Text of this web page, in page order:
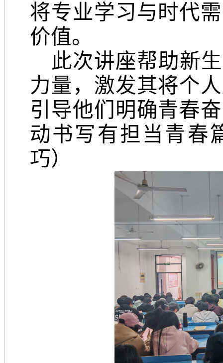
将专业学习与时代
价值。
此次讲座帮助新
力量，激发其将个
引导他们明确青春
动书写有担当青春
巧）